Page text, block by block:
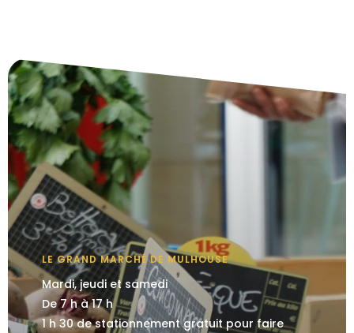
LE GRAND MARCHÉ DE MULHOUSE
Mardi, jeudi et samedi
De 7 h à 17 h
1 h 30 de stationnement gratuit pour faire